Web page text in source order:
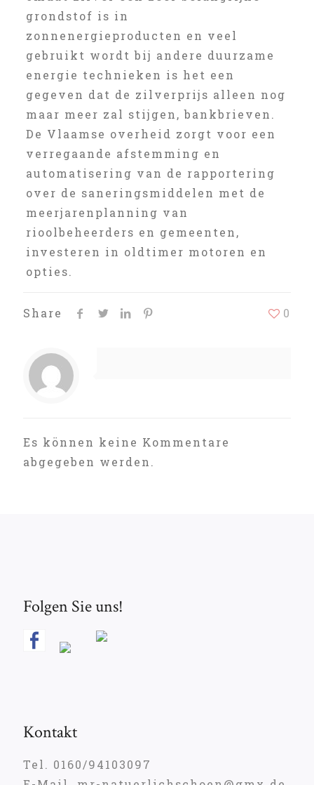
grondstof is in
zonnenergieproducten en veel
gebruikt wordt bij andere duurzame
energie technieken is het een
gegeven dat de zilverprijs alleen nog
maar meer zal stijgen, bankbrieven.
De Vlaamse overheid zorgt voor een
verregaande afstemming en
automatisering van de rapportering
over de saneringsmiddelen met de
meerjarenplanning van
rioolbeheerders en gemeenten,
investeren in oldtimer motoren en
opties.
Share 0
Es können keine Kommentare
abgegeben werden.
Folgen Sie uns!
Kontakt
Tel. 0160/94103097